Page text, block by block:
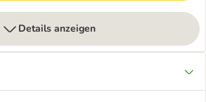
Details anzeigen